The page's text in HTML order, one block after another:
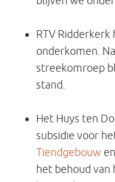
RTV
onderkomen.
streekomroep
stand.
Het Huys ten
subsidie voor
Tiendgebouw
het behoud van